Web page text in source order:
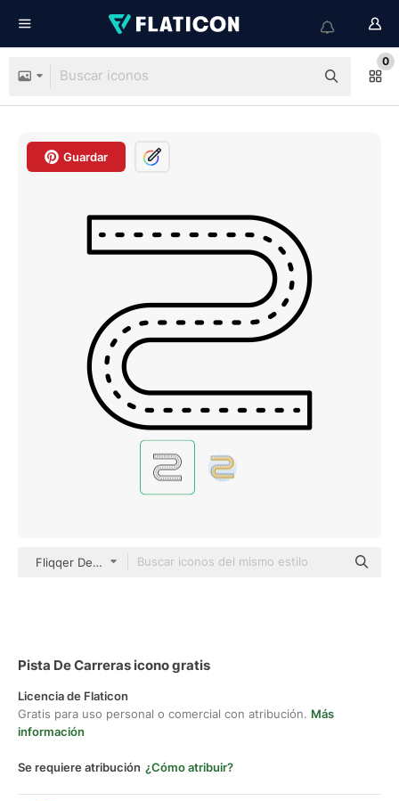
0
Guardar
Fliqqer Detailed Outline
Pista De Carreras icono gratis
Licencia de Flaticon
Gratis para uso personal o comercial con atribución. Más
información
Se requiere atribución ¿Cómo atribuir?